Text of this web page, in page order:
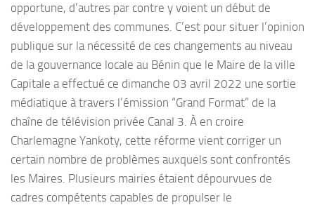
opportune, d’autres par contre y voient un début de
développement des communes. C’est pour situer l’opinion
publique sur la nécessité de ces changements au niveau
de la gouvernance locale au Bénin que le Maire de la ville
Capitale a effectué ce dimanche 03 avril 2022 une sortie
médiatique à travers l’émission “Grand Format” de la
chaîne de télévision privée Canal 3. À en croire
Charlemagne Yankoty, cette réforme vient corriger un
certain nombre de problèmes auxquels sont confrontés
les Maires. Plusieurs mairies étaient dépourvues de
cadres compétents capables de propulser le